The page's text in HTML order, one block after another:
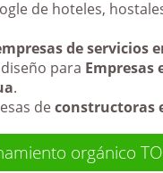
de hoteles,
de servicios
para Empresas
.
deconstructoras
orgánico